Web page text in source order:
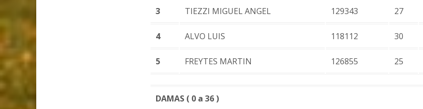
3 TIEZZI MIGUEL ANGEL 129343 27
4 ALVO LUIS 118112 30
5 FREYTES MARTIN 126855 25
DAMAS ( 0 a 36 )